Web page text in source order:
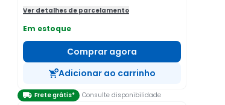
Ver detalhes de parcelamento
Em estoque
Comprar agora
Adicionar ao carrinho
 Frete grátis* Consulte disponibilidade